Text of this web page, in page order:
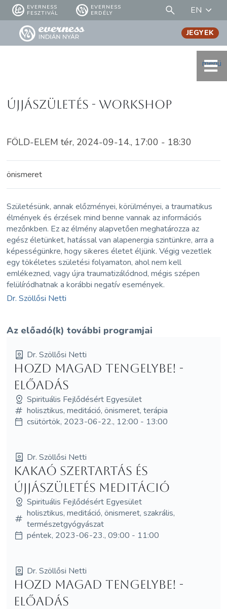
EVERNESS
FESZTIVÁL
EVERNESS
ERDÉLY
EN
menü
JEGYEK
Újjászületés - WORKSHOP
FÖLD-ELEM tér, 2024-09-14., 17:00 - 18:30
önismeret
Születésünk, annak előzményei, körülményei, a traumatikus
élmények és érzések mind benne vannak az információs
mezőnkben. Ez az élmény alapvetően meghatározza az
egész életünket, hatással van alapenergia szintünkre, arra a
képességünkre, hogy sikeres életet éljünk. Végig vezetlek
egy tökéletes születési folyamaton, ahol nem kell
emlékezned, vagy újra traumatizálódnod, mégis szépen
felülíródhatnak a korábbi negatív események.
Dr. Szöllősi Netti
Az előadó(k) további programjai
Dr. Szöllősi Netti
Hozd MAGad Tengelybe! -
előadás
Spirituális Fejlődésért Egyesület
holisztikus, meditáció, önismeret, terápia
csütörtök, 2023-06-22., 12:00 - 13:00
Dr. Szöllősi Netti
Kakaó Szertartás és
újjászületés meditáció
Spirituális Fejlődésért Egyesület
holisztikus, meditáció, önismeret, szakrális,
természetgyógyászat
péntek, 2023-06-23., 09:00 - 11:00
Dr. Szöllősi Netti
Hozd MAGad Tengelybe! -
előadás